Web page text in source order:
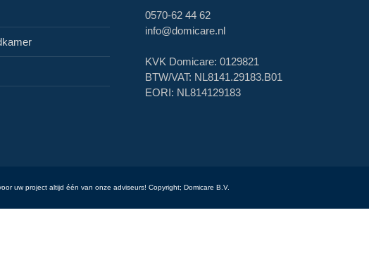
0570-62 44 62
info@domicare.nl
KVK Domicare: 0129821
BTW/VAT: NL8141.29183.B01
EORI: NL814129183
uw project altijd één van onze adviseurs! Copyright; Domicare B.V.